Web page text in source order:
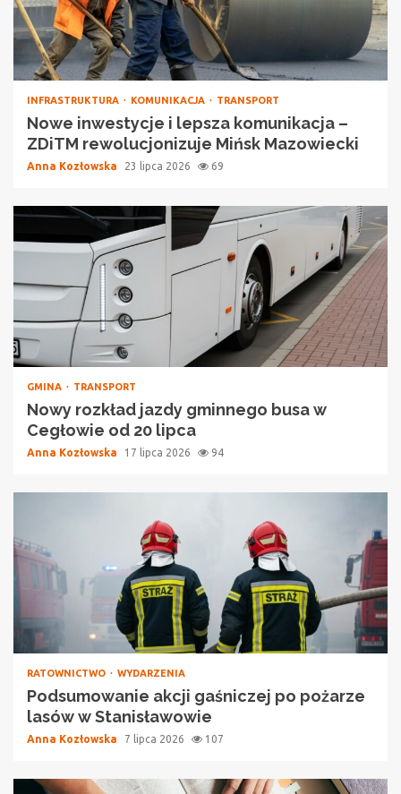
INFRASTRUKTURA KOMUNIKACJA TRANSPORT
Nowe inwestycje i lepsza komunikacja –
ZDiTM rewolucjonizuje Mińsk Mazowiecki
Anna Kozłowska 23 lipca 2026 69
GMINA TRANSPORT
Nowy rozkład jazdy gminnego busa w
Cegłowie od 20 lipca
Anna Kozłowska 17 lipca 2026 94
RATOWNICTWO WYDARZENIA
Podsumowanie akcji gaśniczej po pożarze
lasów w Stanisławowie
Anna Kozłowska 7 lipca 2026 107